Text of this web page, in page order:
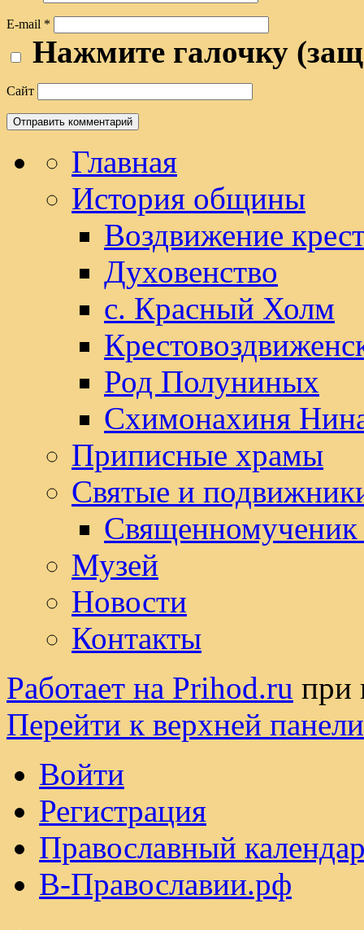
E-mail *
Нажмите галочку
Сайт
Главная
История общины
Воздвижение
Духовенство
с. Красный Холм
Род Полуниных
Схимонахиня
Приписные храмы
Святые и
Музей
Новости
Контакты
Работает на Prihod.ru при
Перейти к верхней панели
Войти
Регистрация
Православный
В-Православии.рф